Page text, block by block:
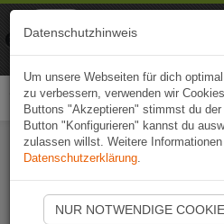
Naviki App
Datenschutzhinweis
Um unsere Webseiten für dich
zu verbessern, verwenden wir
Buttons "Akzeptieren" stimmst du
Button "Konfigurieren" kannst du
zulassen willst. Weitere
Datenschutzerklärung.
NUR NOTWENDIGE
Naviki